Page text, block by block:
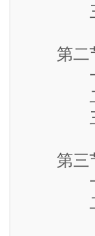
三、
第二节
一、
二、
三、
第三节
一、
二、